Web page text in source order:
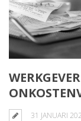
31 JANUARI